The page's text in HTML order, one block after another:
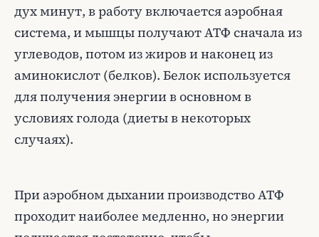
дух минут, в работу включается аэробная
система, и мышцы получают АТФ сначала из
углеводов, потом из жиров и наконец из
аминокислот (белков). Белок используется
для получения энергии в основном в
условиях голода (диеты в некоторых
случаях).
При аэробном дыхании производство АТФ
проходит наиболее медленно, но энергии